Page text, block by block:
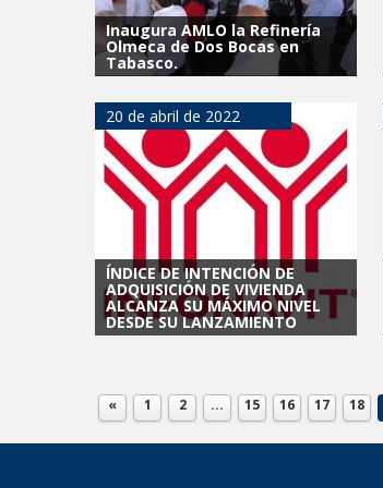
Inaugura AMLO la Refinería
Olmeca de Dos Bocas en
Tabasco.
20 de abril de 2022
ÍNDICE DE INTENCIÓN DE
ADQUISICIÓN DE VIVIENDA
ALCANZA SU MÁXIMO NIVEL
DESDE SU LANZAMIENTO
« 1 2 ... 15 16 17 18